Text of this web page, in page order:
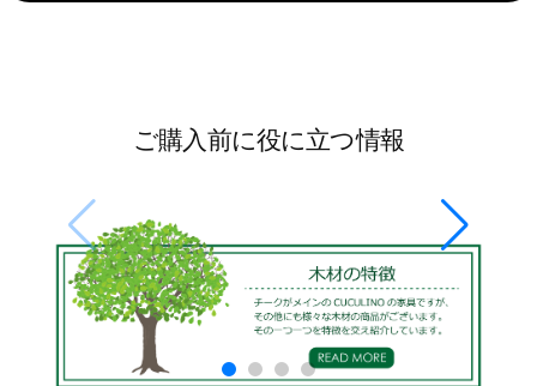
ご購入前に役に立つ情報